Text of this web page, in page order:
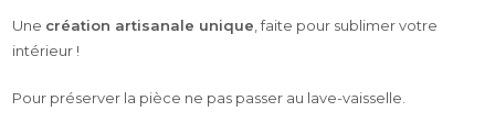
Une création artisanale unique , faite pour sublimer votre
intérieur !
Pour préserver la pièce ne pas passer au lave-vaisselle.